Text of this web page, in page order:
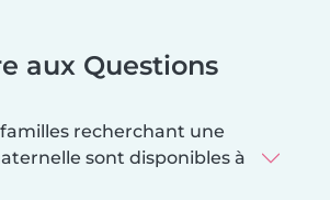
aux Questions
recherchant une
sont disponibles à